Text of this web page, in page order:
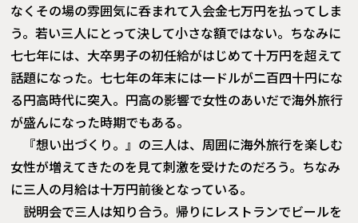
なくその場の雰囲気に呑まれて入会金七万円を払ってしま
う。若い三人にとって決して小さな額ではない。ちなみに
七七年には、大卒男子の初任給がはじめて十万円を超えて
話題になった。七七年の年末には一ドルが二百四十円にな
る円高時代に突入。円高の影響で女性のあいだで海外旅行
が盛んになった時期でもある。
『想い出づくり。』の三人は、周囲に海外旅行を楽しむ
女性が増えてきたのを見て刺激を受けたのだろう。ちなみ
に三人の月給は十万円前後となっている。
説明会で三人は知り合う。帰りにレストランでビールを